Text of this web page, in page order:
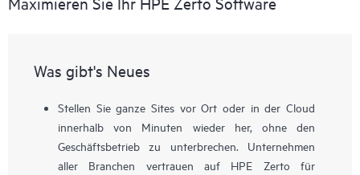
Was gibt's Neues
Stellen Sie ganze Sites vor Ort oder in der Cloud
innerhalb von Minuten wieder her, ohne den
Geschäftsbetrieb zu unterbrechen. Unternehmen
aller Branchen vertrauen auf HPE Zerto für